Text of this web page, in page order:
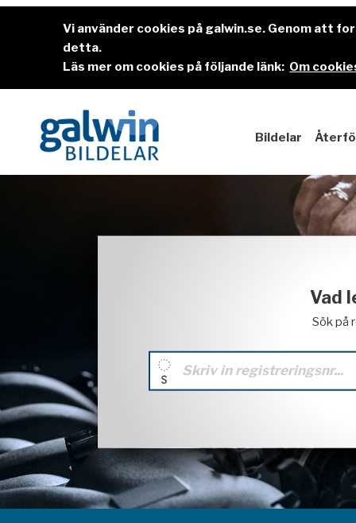
Vi använder cookies på galwin.se. Genom att
detta.
Läs mer om cookies på följande länk: Om
Bildelar
Vad
Sök på